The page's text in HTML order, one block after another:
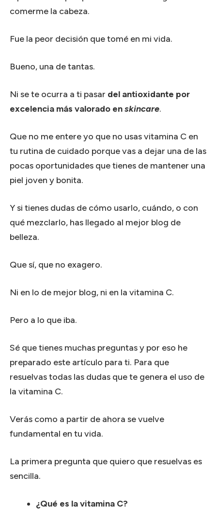
comerme la cabeza.
Fue la peor decisión que tomé en mi vida.
Bueno, una de tantas.
Ni se te ocurra a ti pasar del antioxidante por
excelencia más valorado enskincare.
Que no me entere yo que no usas vitamina C en
tu rutina de cuidado porque vas a dejar una de las
pocas oportunidades que tienes de mantener una
piel joven y bonita.
Y si tienes dudas de cómo usarlo, cuándo, o con
qué mezclarlo, has llegado al mejor blog de
belleza.
Que sí, que no exagero.
Ni en lo de mejor blog, ni en la vitamina C.
Pero a lo que iba.
Sé que tienes muchas preguntas y por eso he
preparado este artículo para ti. Para que
resuelvas todas las dudas que te genera el uso de
la vitamina C.
Verás como a partir de ahora se vuelve
fundamental en tu vida.
La primera pregunta que quiero que resuelvas es
sencilla.
¿Qué es la vitamina C?